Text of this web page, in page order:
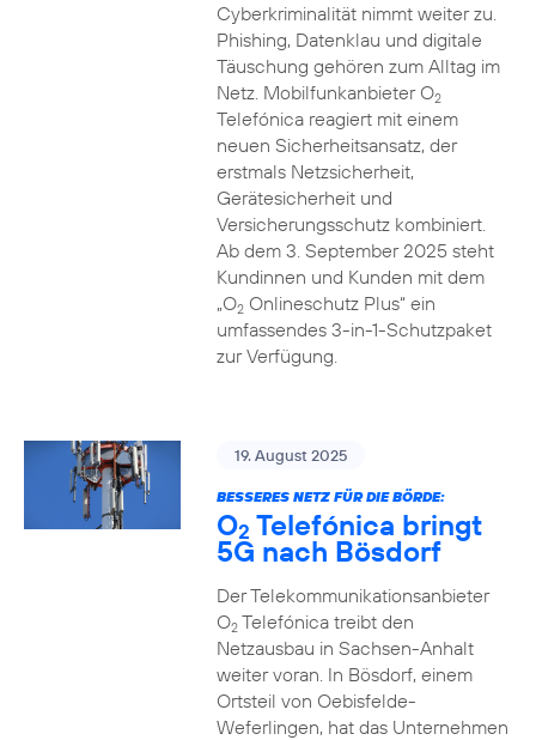
Cyberkriminalität nimmt weiter zu.
Phishing, Datenklau und digitale
Täuschung gehören zum Alltag im
Netz. Mobilfunkanbieter O2
Telefónica reagiert mit einem
neuen Sicherheitsansatz, der
erstmals Netzsicherheit,
Gerätesicherheit und
Versicherungsschutz kombiniert.
Ab dem 3. September 2025 steht
Kundinnen und Kunden mit dem
„O2Onlineschutz Plus“ ein
umfassendes 3-in-1-Schutzpaket
zur Verfügung.
19. August 2025
BESSERES NETZ FÜR DIE BÖRDE:
O2 Telefónica bringt
5G nach Bösdorf
Der Telekommunikationsanbieter
O2Telefónica treibt den
Netzausbau in Sachsen-Anhalt
weiter voran. In Bösdorf, einem
Ortsteil von Oebisfelde-
Weferlingen, hat das Unternehmen